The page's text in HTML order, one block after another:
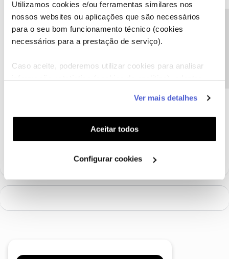
Utilizamos cookies e/ou ferramentas similares nos
nossos websites ou aplicações que são necessários
para o seu bom funcionamento técnico (cookies
necessários para a prestação de serviço).
Caso aceite, poderemos utilizar cookies para analisar
funcionalidades (cookies de personalização e
funcionalidade) e adaptar anúncios aos seus interesses
(cookies de publicidade personalizada). Pode gerir a
utilização dos cookies clicando em "Configurar
Ver mais detalhes
Aceitar todos
Configurar cookies
Boa noite@Danielafmsilva ,
Lamentamos a situação que descreve. Dê-nos, por favor,
oportunidade de ajudar.
@Fórumcom o seu NIF.
Siga os perfis da moderação, através da opção "Seguir", para estar
sempre a par das ultimas novidades.